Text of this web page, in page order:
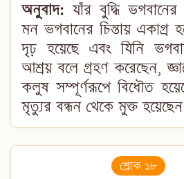
অনুবাদ: যাঁর বুদ্ধি
মন ভগবানের চিন্তায় একাগ্র
দৃঢ় হয়েছে এবং যিনি
আশ্রয় বলে গ্রহণ করেছেন,
কলুষ সম্পূর্ণরূপে বিধৌত
মৃত্যুর বন্ধন থেকে মুক্ত
শ্লোক ১৮